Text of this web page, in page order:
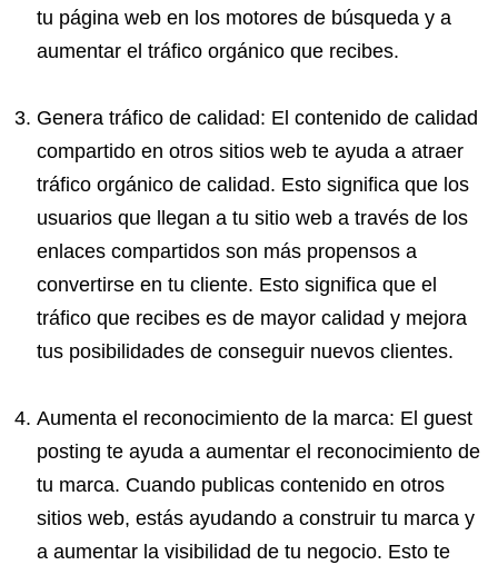
tu página web en los motores de búsqueda y a
aumentar el tráfico orgánico que recibes.
Genera tráfico de calidad: El contenido de calidad
compartido en otros sitios web te ayuda a atraer
tráfico orgánico de calidad. Esto significa que los
usuarios que llegan a tu sitio web a través de los
enlaces compartidos son más propensos a
convertirse en tu cliente. Esto significa que el
tráfico que recibes es de mayor calidad y mejora
tus posibilidades de conseguir nuevos clientes.
Aumenta el reconocimiento de la marca: El guest
posting te ayuda a aumentar el reconocimiento de
tu marca. Cuando publicas contenido en otros
sitios web, estás ayudando a construir tu marca y
a aumentar la visibilidad de tu negocio. Esto te